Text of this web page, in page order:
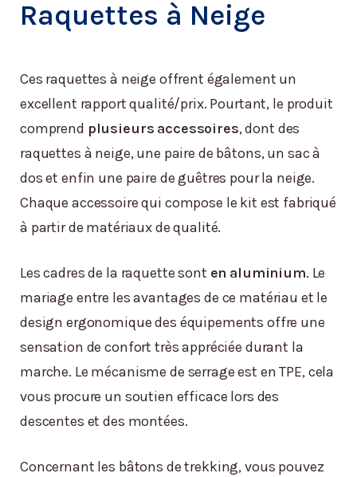
Raquettes à Neige
Ces raquettes à neige offrent également un
excellent rapport qualité/prix. Pourtant, le produit
comprend plusieurs accessoires, dont des
raquettes à neige, une paire de bâtons, un sac à
dos et enfin une paire de guêtres pour la neige.
Chaque accessoire qui compose le kit est fabriqué
à partir de matériaux de qualité.
Les cadres de la raquette sont en aluminium. Le
mariage entre les avantages de ce matériau et le
design ergonomique des équipements offre une
sensation de confort très appréciée durant la
marche. Le mécanisme de serrage est en TPE, cela
vous procure un soutien efficace lors des
descentes et des montées.
Concernant les bâtons de trekking, vous pouvez